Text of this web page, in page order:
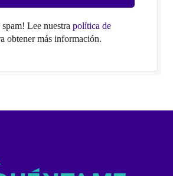
Lee nuestra política de
obtener más información.